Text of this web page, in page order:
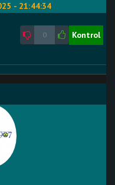
- 21:44:34
0 Kontrol